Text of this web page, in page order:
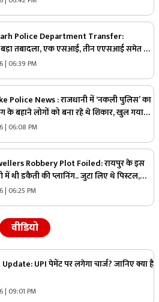
Police Department Transfer:
बड़ा तबादला, एक एसआई, तीन एएसआई समेत 34
का ट्रांसफर.. मुख्यालय से जारी हुआ आदेश और
| 06:39 PM
: राजधानी में ‘नकली पुलिस’ का
बहाने लोगों को बना रहे थे शिकार, खुल गया
| 06:08 PM
Robbery Plot Foiled: रायपुर के इस
में थी डकैती की प्लानिंग.. जुटा लिए थे पिस्टल,
लेकिन पुलिस को अचानक आया एक कॉल
| 06:25 PM
वीडियो
UPI पेमेंट पर लगेगा चार्ज? जानिए क्या है
| 09:01 PM